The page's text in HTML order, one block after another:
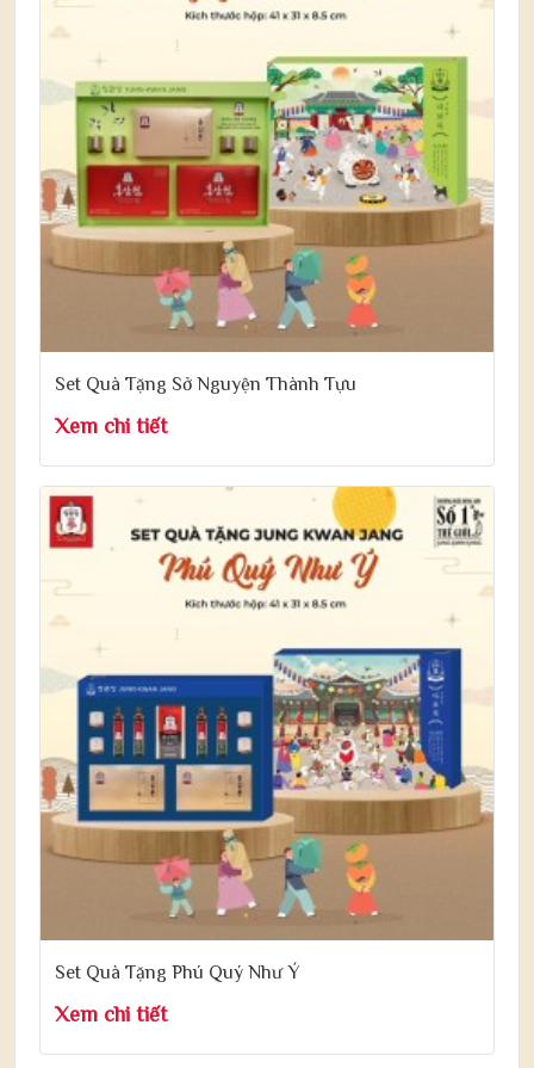
Set Quà Tặng Sở Nguyện Thành Tựu
Xem chi tiết
Set Quà Tặng Phú Quý Như Ý
Xem chi tiết